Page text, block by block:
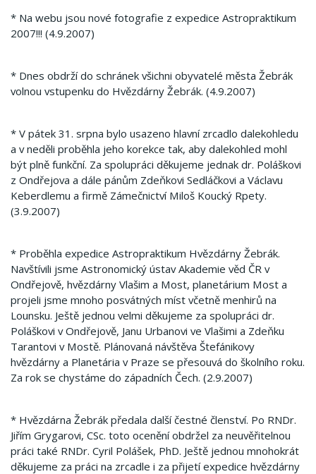
* Na webu jsou nové fotografie z expedice Astropraktikum
2007!!! (4.9.2007)
* Dnes obdrží do schránek všichni obyvatelé města Žebrák
volnou vstupenku do Hvězdárny Žebrák. (4.9.2007)
* V pátek 31. srpna bylo usazeno hlavní zrcadlo dalekohledu
a v neděli proběhla jeho korekce tak, aby dalekohled mohl
být plně funkční. Za spolupráci děkujeme jednak dr. Poláškovi
z Ondřejova a dále pánům Zdeňkovi Sedláčkovi a Václavu
Keberdlemu a firmě Zámečnictví Miloš Koucký Rpety.
(3.9.2007)
* Proběhla expedice Astropraktikum Hvězdárny Žebrák.
Navštívili jsme Astronomický ústav Akademie věd ČR v
Ondřejově, hvězdárny Vlašim a Most, planetárium Most a
projeli jsme mnoho posvátných míst včetně menhirů na
Lounsku. Ještě jednou velmi děkujeme za spolupráci dr.
Poláškovi v Ondřejově, Janu Urbanovi ve Vlašimi a Zdeňku
Tarantovi v Mostě. Plánovaná návštěva Štefánikovy
hvězdárny a Planetária v Praze se přesouvá do školního roku.
Za rok se chystáme do západních Čech. (2.9.2007)
* Hvězdárna Žebrák předala další čestné členství. Po RNDr.
Jiřím Grygarovi, CSc. toto ocenění obdržel za neuvěřitelnou
práci také RNDr. Cyril Polášek, PhD. Ještě jednou mnohokrát
děkujeme za práci na zrcadle i za přijetí expedice hvězdárny